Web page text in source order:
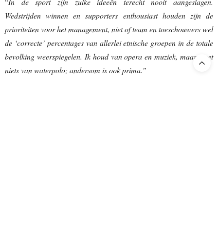
Wedstrijden winnen en supporters enthousiast houden zijn de
prioriteiten voor het management, niet of team en toeschouwers wel
de ‘correcte’ percentages van allerlei etnische groepen in de totale
bevolking weerspiegelen. Ik houd van opera en muziek, maar weet
niets van waterpolo; andersom is ook prima.”